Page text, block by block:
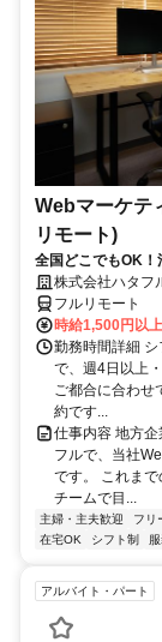
Webマーケテ
リモート)
全国どこでもOK！
株式会社ハタフ
フルリモート
時給1,500円以上
勤務時間詳細
で、週4日以上
ご都合に合わせ
約です...
仕事内容 地方
フルで、当社
です。 これまで
チームで目...
主婦・主夫歓迎 フリ
在宅OK
シフト制
アルバイト・パート